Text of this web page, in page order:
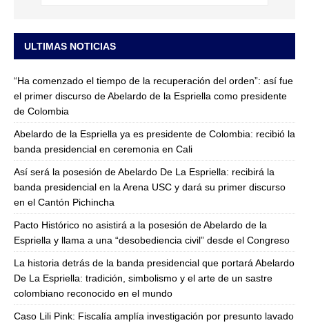
ULTIMAS NOTICIAS
“Ha comenzado el tiempo de la recuperación del orden”: así fue
el primer discurso de Abelardo de la Espriella como presidente
de Colombia
Abelardo de la Espriella ya es presidente de Colombia: recibió la
banda presidencial en ceremonia en Cali
Así será la posesión de Abelardo De La Espriella: recibirá la
banda presidencial en la Arena USC y dará su primer discurso
en el Cantón Pichincha
Pacto Histórico no asistirá a la posesión de Abelardo de la
Espriella y llama a una “desobediencia civil” desde el Congreso
La historia detrás de la banda presidencial que portará Abelardo
De La Espriella: tradición, simbolismo y el arte de un sastre
colombiano reconocido en el mundo
Caso Lili Pink: Fiscalía amplía investigación por presunto lavado